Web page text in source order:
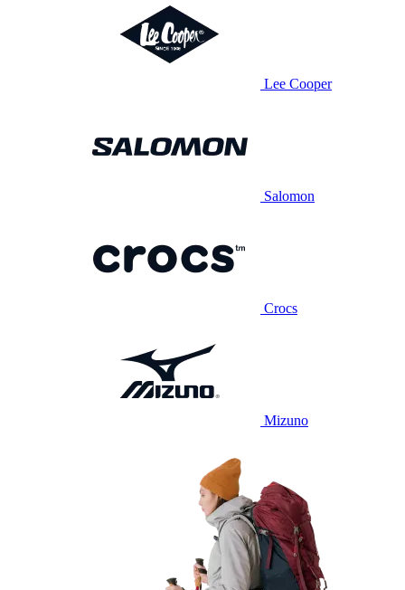
Lee Cooper
Salomon
Crocs
Mizuno